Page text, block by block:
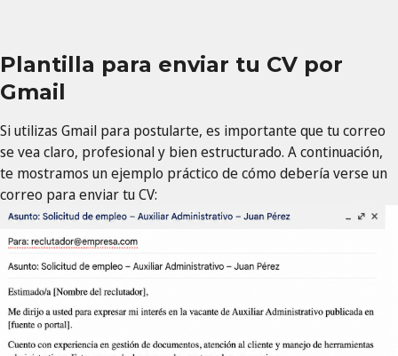
Plantilla para enviar tu CV por
Gmail
Si utilizas Gmail para postularte, es importante que tu correo
se vea claro, profesional y bien estructurado. A continuación,
te mostramos un ejemplo práctico de cómo debería verse un
correo para enviar tu CV: